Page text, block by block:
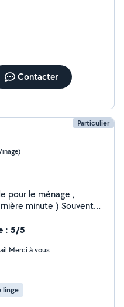
Contacter
Particulier
pour le ménage ,
minute ) Souvent
: 5/5
Content de la disponibilité et du travail Merci à vous
linge